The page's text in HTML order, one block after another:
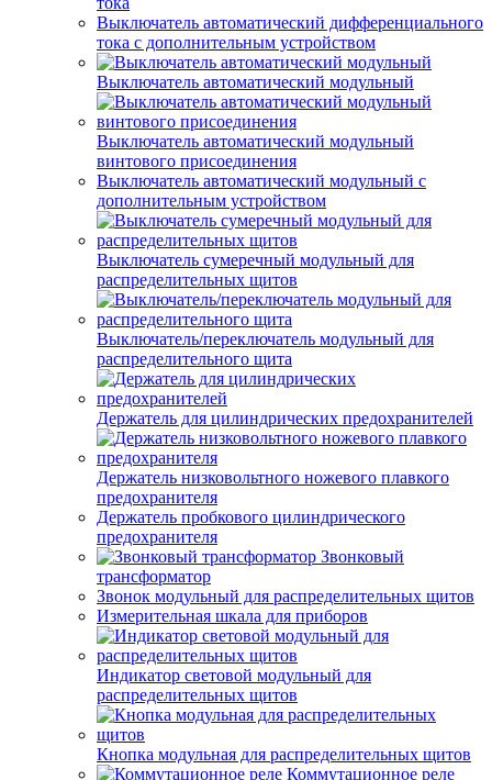
Выключатель автоматический дифференциального
тока с дополнительным устройством
Выключатель автоматический модульный
Выключатель автоматический модульный
винтового присоединения
Выключатель автоматический модульный с
дополнительным устройством
Выключатель сумеречный модульный для
распределительных щитов
Выключатель/переключатель модульный для
распределительного щита
Держатель для цилиндрических предохранителей
Держатель низковольтного ножевого плавкого
предохранителя
Держатель пробкового цилиндрического
предохранителя
Звонковый
трансформатор
Звонок модульный для распределительных щитов
Измерительная шкала для приборов
Индикатор световой модульный для
распределительных щитов
Кнопка модульная для распределительных щитов
Коммутационное реле